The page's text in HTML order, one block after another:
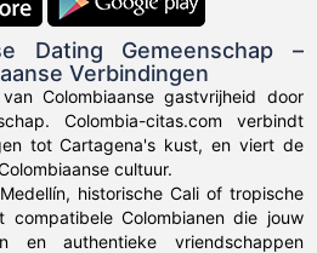
Dating Gemeenschap –
Verbindingen
Colombiaanse gastvrijheid door
Colombia-citas.com verbindt
tot Cartagena's kust, en viert de
cultuur.
historische Cali of tropische
compatibele Colombianen die jouw
en authentieke vriendschappen